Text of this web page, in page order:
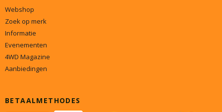
Webshop
Zoek op merk
Informatie
Evenementen
4WD Magazine
Aanbiedingen
BETAALMETHODES